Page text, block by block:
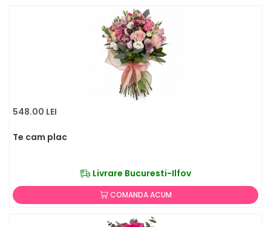
548.00 LEI
Te cam plac
Livrare Bucuresti-Ilfov
COMANDA ACUM